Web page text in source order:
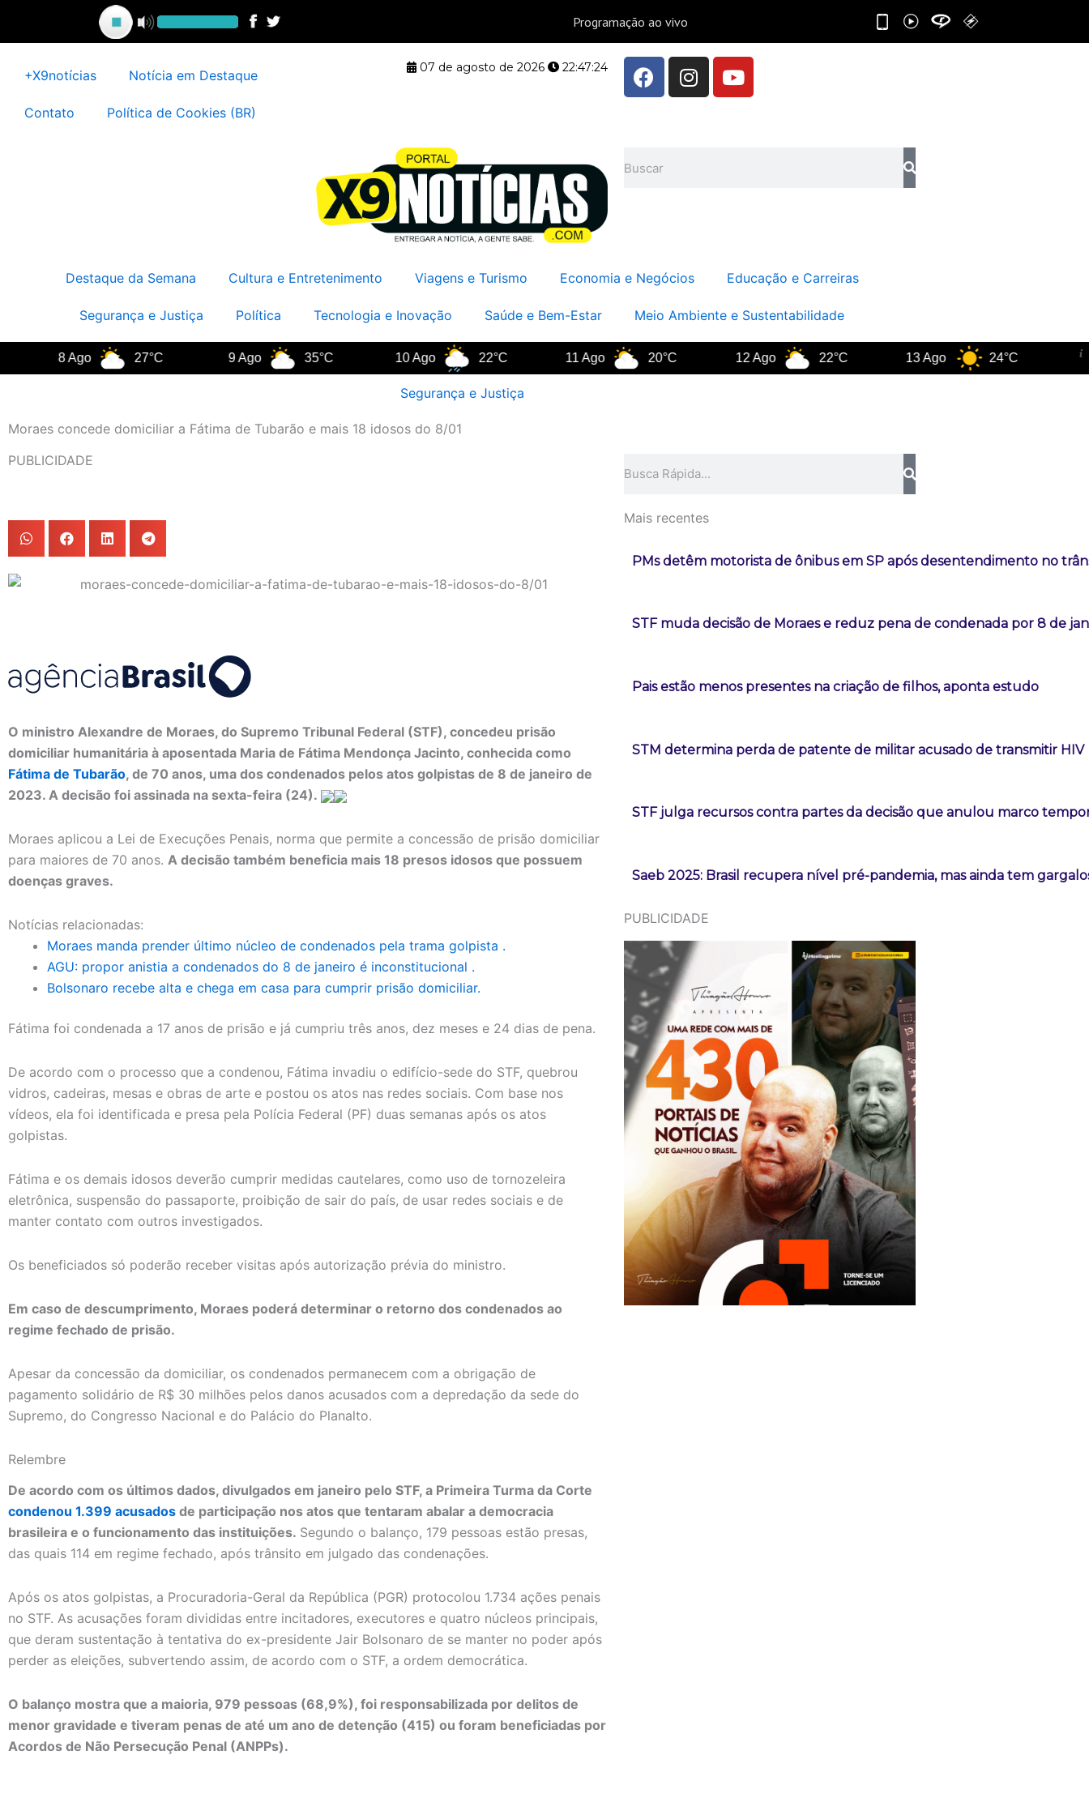
conteúdo
+X9notícias Notícia em Destaque
Contato Política de Cookies (BR)
07 de agosto de 2026 22:47:25
F
a
o
I
n
Y
o
Destaque da Semana Cultura e Entretenimento Viagens e Turismo Economia e Negócios Educação e Carreiras
Segurança e Justiça Política Tecnologia e Inovação Saúde e Bem-Estar Meio Ambiente e Sustentabilidade
8 Ago 27°C 9 Ago 35°C 10 Ago 22°C 11 Ago 20°C 12 Ago 22°C 13 Ago 24°C
Segurança e Justiça
Moraes concede domiciliar a Fátima de Tubarão e mais 18 idosos do 8/01
PUBLICIDADE
O ministro Alexandre de Moraes, do Supremo Tribunal Federal (STF), concedeu prisão
domiciliar humanitária à aposentada Maria de Fátima Mendonça Jacinto, conhecida como
Fátima de Tubarão, de 70 anos, uma dos condenados pelos atos golpistas de 8 de janeiro de
2023. A decisão foi assinada na sexta-feira (24).
Moraes aplicou a Lei de Execuções Penais, norma que permite a concessão de prisão domiciliar
para maiores de 70 anos. A decisão também beneficia mais 18 presos idosos que possuem
doenças graves.
Notícias relacionadas:
Moraes manda prender último núcleo de condenados pela trama golpista .
AGU: propor anistia a condenados do 8 de janeiro é inconstitucional .
Bolsonaro recebe alta e chega em casa para cumprir prisão domiciliar.
Fátima foi condenada a 17 anos de prisão e já cumpriu três anos, dez meses e 24 dias de pena.
De acordo com o processo que a condenou, Fátima invadiu o edifício-sede do STF, quebrou
vidros, cadeiras, mesas e obras de arte e postou os atos nas redes sociais. Com base nos
vídeos, ela foi identificada e presa pela Polícia Federal (PF) duas semanas após os atos
golpistas.
Fátima e os demais idosos deverão cumprir medidas cautelares, como uso de tornozeleira
eletrônica, suspensão do passaporte, proibição de sair do país, de usar redes sociais e de
manter contato com outros investigados.
Os beneficiados só poderão receber visitas após autorização prévia do ministro.
Em caso de descumprimento, Moraes poderá determinar o retorno dos condenados ao
regime fechado de prisão.
Apesar da concessão da domiciliar, os condenados permanecem com a obrigação de
pagamento solidário de R$ 30 milhões pelos danos acusados com a depredação da sede do
Supremo, do Congresso Nacional e do Palácio do Planalto.
Relembre
De acordo com os últimos dados, divulgados em janeiro pelo STF, a Primeira Turma da Corte
condenou 1.399 acusados de participação nos atos que tentaram abalar a democracia
brasileira e o funcionamento das instituições. Segundo o balanço, 179 pessoas estão presas,
das quais 114 em regime fechado, após trânsito em julgado das condenações.
Após os atos golpistas, a Procuradoria-Geral da República (PGR) protocolou 1.734 ações penais
no STF. As acusações foram divididas entre incitadores, executores e quatro núcleos principais,
que deram sustentação à tentativa do ex-presidente Jair Bolsonaro de se manter no poder após
perder as eleições, subvertendo assim, de acordo com o STF, a ordem democrática.
O balanço mostra que a maioria, 979 pessoas (68,9%), foi responsabilizada por delitos de
menor gravidade e tiveram penas de até um ano de detenção (415) ou foram beneficiadas por
Acordos de Não Persecução Penal (ANPPs).
Mais recentes
PMs detêm motorista de ônibus em SP após desentendimento no
STF muda decisão de Moraes e reduz pena de condenada por 8 de
Pais estão menos presentes na criação de filhos, aponta estudo
STM determina perda de patente de militar acusado de transmitir HIV
STF julga recursos contra partes da decisão que anulou marco
Saeb 2025: Brasil recupera nível pré-pandemia, mas ainda tem
PUBLICIDADE